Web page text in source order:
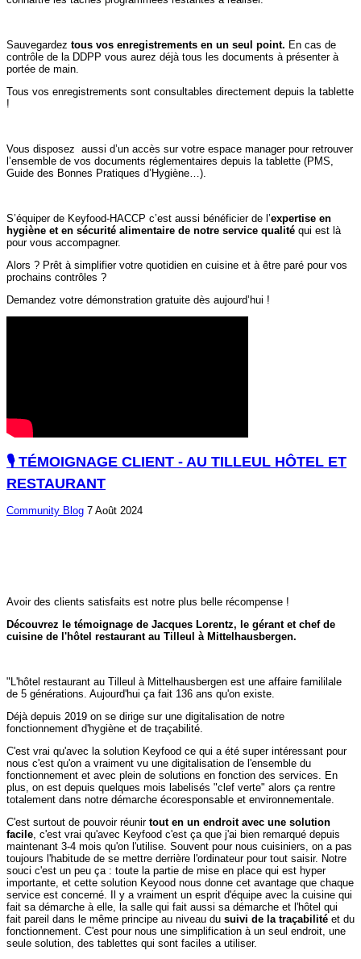
Sauvegardez tous vos enregistrements en un seul point. En cas de
contrôle de la DDPP vous aurez déjà tous les documents à présenter à
portée de main.
Tous vos enregistrements sont consultables directement depuis la tablette
!
Vous disposez aussi d’un accès sur votre espace manager pour retrouver
l’ensemble de vos documents réglementaires depuis la tablette (PMS,
Guide des Bonnes Pratiques d’Hygiène…).
S’équiper de Keyfood-HACCP c’est aussi bénéficier de l’expertise en
hygiène et en sécurité alimentaire de notre service qualité qui est là
pour vous accompagner.
Alors ? Prêt à simplifier votre quotidien en cuisine et à être paré pour vos
prochains contrôles ?
Demandez votre démonstration gratuite dès aujourd’hui !
🎙️ TÉMOIGNAGE CLIENT - AU TILLEUL HÔTEL ET
RESTAURANT
Community Blog 7 Août 2024
Avoir des clients satisfaits est notre plus belle récompense !
Découvrez le témoignage de Jacques Lorentz, le gérant et chef de
cuisine de l'hôtel restaurant au Tilleul à Mittelhausbergen.
"L'hôtel restaurant au Tilleul à Mittelhausbergen est une affaire famililale
de 5 générations. Aujourd'hui ça fait 136 ans qu'on existe.
Déjà depuis 2019 on se dirige sur une digitalisation de notre
fonctionnement d'hygiène et de traçabilité.
C'est vrai qu'avec la solution Keyfood ce qui a été super intéressant pour
nous c'est qu'on a vraiment vu une digitalisation de l'ensemble du
fonctionnement et avec plein de solutions en fonction des services. En
plus, on est depuis quelques mois labelisés "clef verte" alors ça rentre
totalement dans notre démarche écoresponsable et environnementale.
C'est surtout de pouvoir réunirtout en un endroit avec une solution
facile, c'est vrai qu'avec Keyfood c'est ça que j'ai bien remarqué depuis
maintenant 3-4 mois qu'on l'utilise. Souvent pour nous cuisiniers, on a pas
toujours l'habitude de se mettre derrière l'ordinateur pour tout saisir. Notre
souci c'est un peu ça : toute la partie de mise en place qui est hyper
importante, et cette solution Keyood nous donne cet avantage que chaque
service est concerné. Il y a vraiment un esprit d'équipe avec la cuisine qui
fait sa démarche à elle, la salle qui fait aussi sa démarche et l'hôtel qui
fait pareil dans le même principe au niveau du suivi de la traçabilité et du
fonctionnement. C'est pour nous une simplification à un seul endroit, une
seule solution, des tablettes qui sont faciles a utiliser.